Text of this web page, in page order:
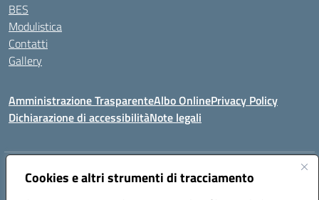
Cookies e altri strumenti di tracciamento
BES
Modulistica
Contatti
Gallery
Amministrazione TrasparenteAlbo OnlinePrivacy Policy
Dichiarazione di accessibilitàNote legali
Indirizzo:Via Coniugi Crigna – Cap. 89861 – Tropea (VV)